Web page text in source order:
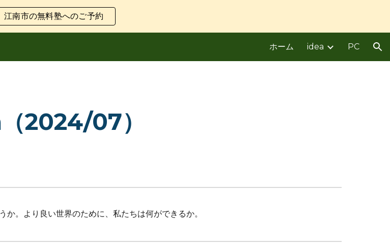
江南市の無料塾へのご予約
ホーム idea PC
2024/07）
か。より良い世界のために、私たちは何ができるか。